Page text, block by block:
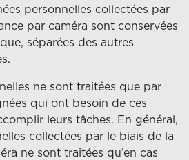
personnelles collectées par
par caméra sont conservées
séparées des autres
ne sont traitées que par
qui ont besoin de ces
leurs tâches. En général,
collectées par le biais de la
ne sont traitées qu’en cas